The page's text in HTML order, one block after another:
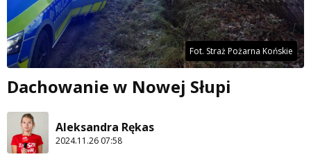
Fot. Straż Pożarna Końskie
Dachowanie w Nowej Słupi
Aleksandra Rękas
2024.11.26 07:58